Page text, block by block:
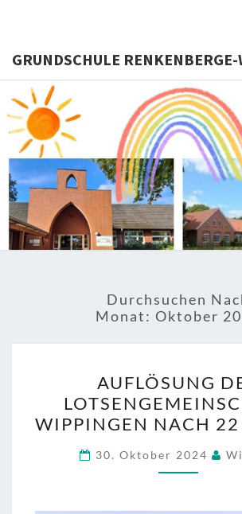
content
GRUNDSCHULE
Durchsuchen
Monat: Oktober
DER
NACH
22
AUFLÖSUNG
WIPPINGEN NACH 22
30. Oktober 2024